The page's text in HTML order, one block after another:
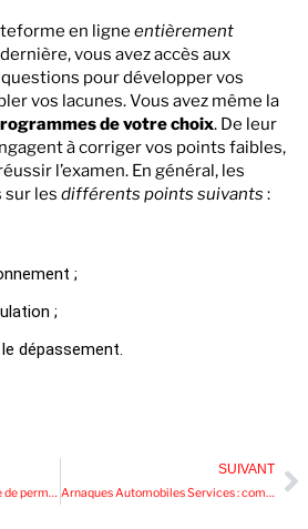
en ligne entièrement
vous avez accès aux
pour développer vos
vos lacunes. Vous avez même la
de votre choix. De leur
à corriger vos points faibles,
l’examen. En général, les
sur les différents points suivants :
;
;
dépassement.
Comment faire une demande de permis de conduire ?
SUIVANT
Arnaques Automobiles Services : comment les éviter ?